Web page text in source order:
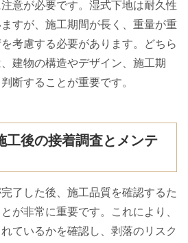
意が必要です。湿式下地は耐久性
すが、施工期間が長く、重量が重
考慮する必要があります。どちら
建物の構造やデザイン、施工期
断することが重要です。
工後の接着調査とメンテ
了した後、施工品質を確認するた
が非常に重要です。これにより、
ているかを確認し、剥落のリスク